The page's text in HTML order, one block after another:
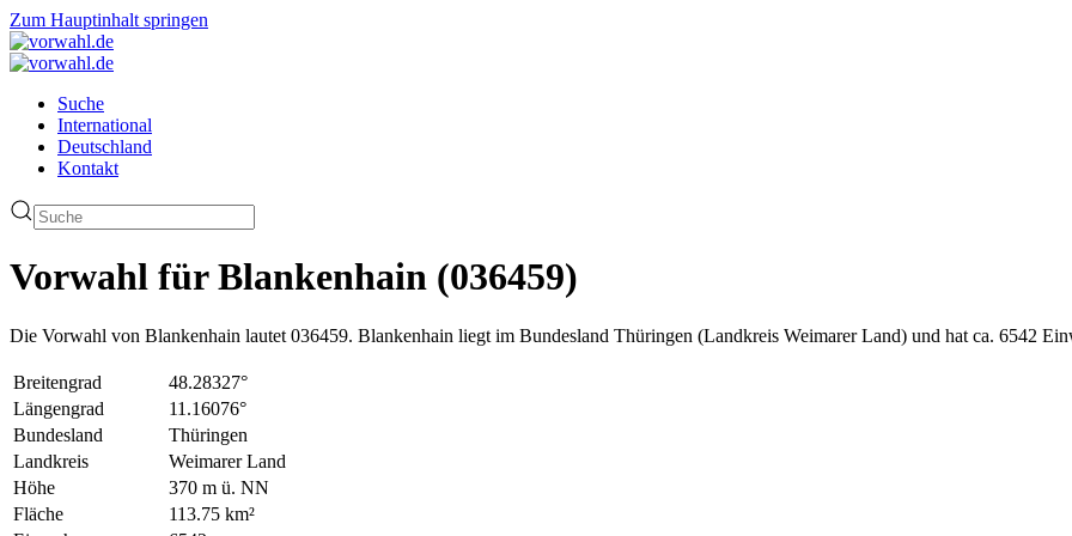
Zum Hauptinhalt springen
Suche
International
Deutschland
Kontakt
Vorwahl für Blankenhain (036459)
Die Vorwahl von Blankenhain lautet 036459. Blankenhain liegt im Bundesland Thüringen (Landkreis Weimarer Land) und hat ca. 6542
Breitengrad
48.28327°
Längengrad
11.16076°
Bundesland
Thüringen
Landkreis
Weimarer Land
Höhe
370 m ü. NN
Fläche
113.75 km²